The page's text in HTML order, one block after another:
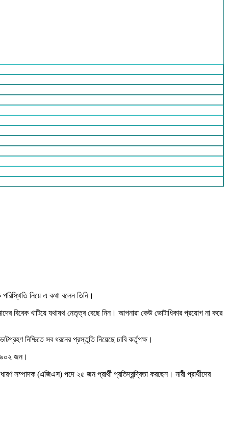
নিয়ে এ কথা বলেন তিনি।
বিবেক খাটিয়ে যথাযথ নেতৃত্ব বেছে নিন। আপনারা কেউ ভোটাধিকার প্রয়োগ না করে
নিশ্চিতে সব ধরনের প্রস্তুতি নিয়েছে ঢাবি কর্তৃপক্ষ।
৯০২ জন।
(এজিএস) পদে ২৫ জন প্রার্থী প্রতিদ্বন্দ্বিতা করছেন। নারী প্রার্থীদের